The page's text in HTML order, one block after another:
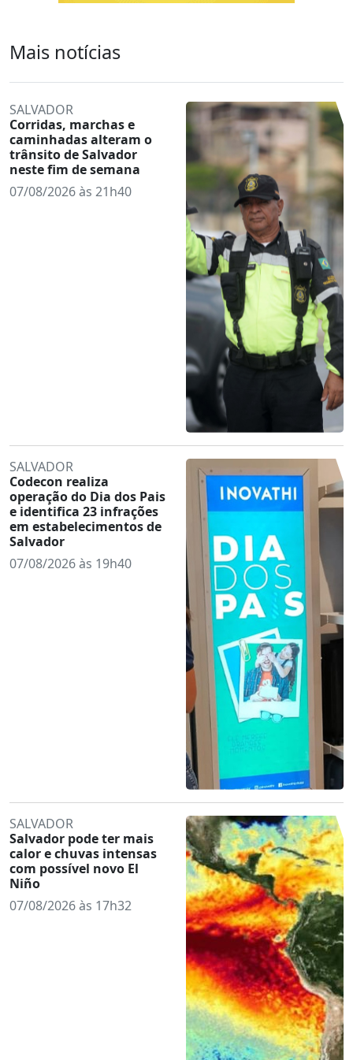
Mais notícias
SALVADOR
Corridas, marchas e
caminhadas alteram o
trânsito de Salvador
neste fim de semana
07/08/2026 às 21h40
SALVADOR
Codecon realiza
operação do Dia dos Pais
e identifica 23 infrações
em estabelecimentos de
Salvador
07/08/2026 às 19h40
SALVADOR
Salvador pode ter mais
calor e chuvas intensas
com possível novo El
Niño
07/08/2026 às 17h32